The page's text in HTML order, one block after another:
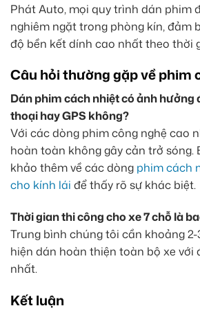
Phát Auto, mọi quy trình dán phim
nghiêm ngặt trong phòng kín, đảm
độ bền kết dính cao nhất theo thời
Câu hỏi thường gặp về phim
Dán phim cách nhiệt có ảnh hưởng
thoại hay GPS không?
Với các dòng phim công nghệ cao
hoàn toàn không gây cản trở sóng.
khảo thêm về các dòng phim cách
cho kính lái để thấy rõ sự khác biệt.
Thời gian thi công cho xe 7 chỗ là
Trung bình chúng tôi cần khoảng
hiện dán hoàn thiện toàn bộ xe với
nhất.
Kết luận